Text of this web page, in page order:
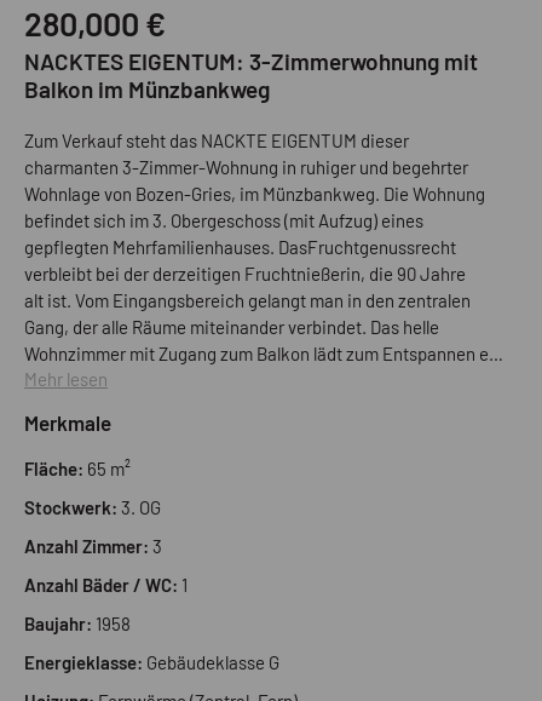
280,000 €
NACKTES EIGENTUM: 3-Zimmerwohnung mit
Balkon im Münzbankweg
Zum Verkauf steht das NACKTE EIGENTUM dieser
charmanten 3-Zimmer-Wohnung in ruhiger und begehrter
Wohnlage von Bozen-Gries, im Münzbankweg. Die Wohnung
befindet sich im 3. Obergeschoss (mit Aufzug) eines
gepflegten Mehrfamilienhauses. DasFruchtgenussrecht
verbleibt bei der derzeitigen Fruchtnießerin, die 90 Jahre
alt ist. Vom Eingangsbereich gelangt man in den zentralen
Gang, der alle Räume miteinander verbindet. Das helle
Wohnzimmer mit Zugang zum Balkon lädt zum Entspannen ein
und verfügt über eine praktische, integrierte Kochecke. Zwei
individuelle Gestaltungsmöglichkeiten. Das Badezimmer ist
mit einer Badewanne ausgestattet. Ergänzt wird das
zusätzlichen Stauraum bietet. Bei weiteren Fragen oder ein
Besichtigungstermin stehen wir Ihnen jederzeit zur
Mehr lesen
Merkmale
Fläche: 65 m²
Stockwerk: 3. OG
Anzahl Zimmer: 3
Anzahl Bäder / WC: 1
Baujahr: 1958
Energieklasse: Gebäudeklasse G